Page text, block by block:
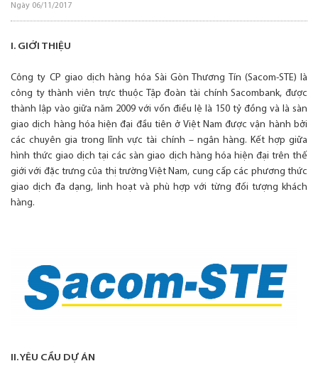
Ngày 06/11/2017
I. GIỚI THIỆU
Công ty CP giao dịch hàng hóa Sài Gòn Thương Tín (Sacom-STE) là
công ty thành viên trực thuộc Tập đoàn tài chính Sacombank, được
thành lập vào giữa năm 2009 với vốn điều lệ là 150 tỷ đồng và là sàn
giao dịch hàng hóa hiện đại đầu tiên ở Việt Nam được vận hành bởi
các chuyên gia trong lĩnh vực tài chính – ngân hàng. Kết hợp giữa
hình thức giao dịch tại các sàn giao dịch hàng hóa hiện đại trên thế
giới với đặc trưng của thị trường Việt Nam, cung cấp các phương thức
giao dịch đa dạng, linh hoạt và phù hợp với từng đối tượng khách
hàng.
II. YÊU CẦU DỰ ÁN